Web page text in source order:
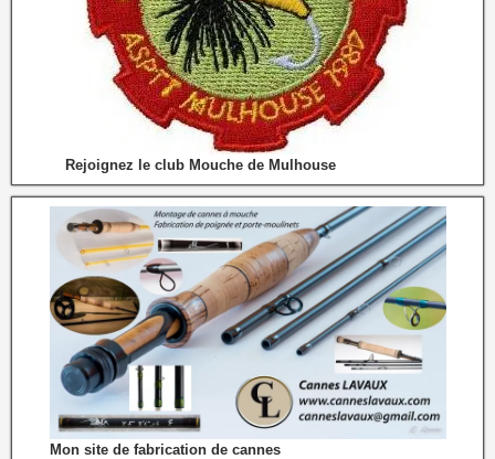
Rejoignez le club Mouche de Mulhouse
Mon site de fabrication de cannes